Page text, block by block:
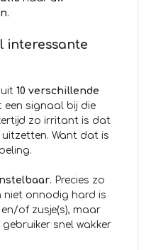
.
interessante
uit 10 verschillende
een signaal bij die
zo irritant is dat
Want dat is
. Precies zo
onnodig hard is
of zusje(s), maar
snel wakker